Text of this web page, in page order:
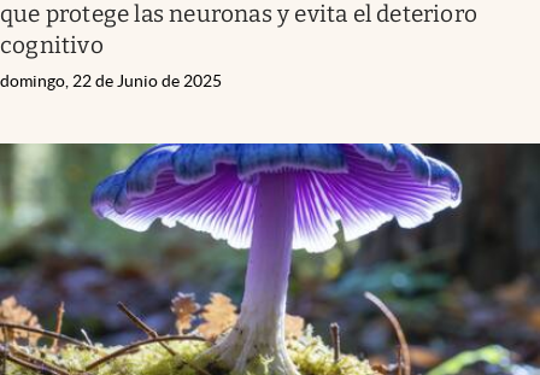
que protege las neuronas y evita el deterioro
cognitivo
domingo, 22 de Junio de 2025